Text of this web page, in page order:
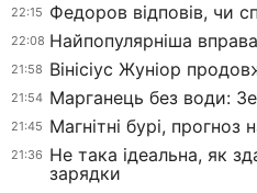
22:15 Федоров відповів, чи
22:08 Найпопулярніша
21:58 Вінісіус Жуніор
21:54 Марганець без води:
21:45 Магнітні бурі,
21:36 Не така ідеальна, як
зарядки